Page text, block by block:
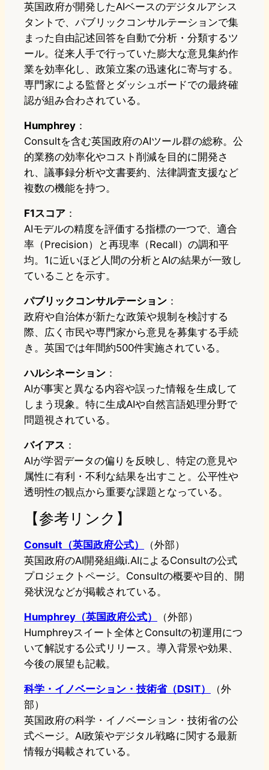
英国政府が開発したAIベースのデジタルアシス
タントで、パブリックコンサルテーションで集
まった自由記述回答を自動で分析・分類するツ
ール。従来人手で行っていた膨大な意見集約作
業を効率化し、政策立案の迅速化に寄与する。
専門家による監督とダッシュボードでの最終確
認が組み合わされている。
Humphrey ：
Consultを含む英国政府のAIツール群の総称。公
的業務の効率化やコスト削減を目的に開発さ
れ、議事録分析や文書要約、法律調査支援など
複数の機能を持つ。
F1スコア ：
AIモデルの精度を評価する指標の一つで、適合
率（Precision）と再現率（Recall）の調和平
均。1に近いほど人間の分析とAIの結果が一致し
ていることを示す。
パブリックコンサルテーション ：
政府や自治体が新たな政策や規制を検討する
際、広く市民や専門家から意見を募集する手続
き。英国では年間約500件実施されている。
ハルシネーション ：
AIが事実と異なる内容や誤った情報を生成して
しまう現象。特に生成AIや自然言語処理分野で
問題視されている。
バイアス ：
AIが学習データの偏りを反映し、特定の意見や
属性に有利・不利な結果を出すこと。公平性や
透明性の観点から重要な課題となっている。
【参考リンク】
Consult（英国政府公式）
（外部）
英国政府のAI開発組織i.AIによるConsultの公式
プロジェクトページ。Consultの概要や目的、開
発状況などが掲載されている。
Humphrey（英国政府公式）
（外部）
Humphreyスイート全体とConsultの初運用につ
いて解説する公式リリース。導入背景や効果、
今後の展望も記載。
科学・イノベーション・技術省（DSIT）
（外
部）
英国政府の科学・イノベーション・技術省の公
式ページ。AI政策やデジタル戦略に関する最新
情報が掲載されている。